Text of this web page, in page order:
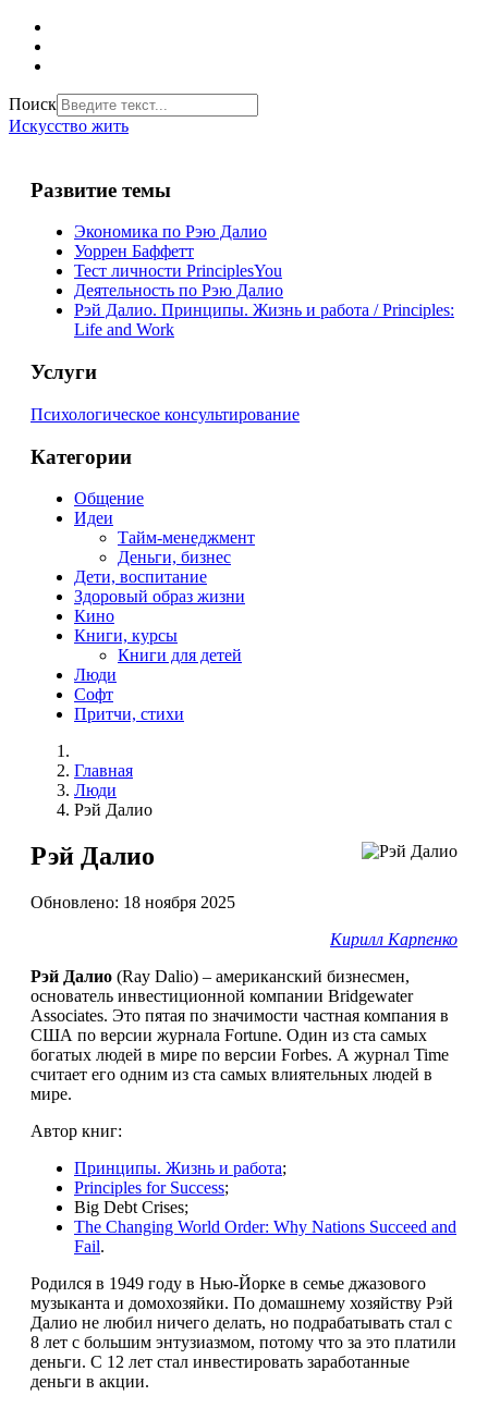
Поиск
Искусство жить
Развитие темы
Экономика по Рэю Далио
Уоррен Баффетт
Тест личности PrinciplesYou
Деятельность по Рэю Далио
Рэй Далио. Принципы. Жизнь и работа / Principles:
Life and Work
Услуги
Психологическое консультирование
Категории
Общение
Идеи
Тайм-менеджмент
Деньги, бизнес
Дети, воспитание
Здоровый образ жизни
Кино
Книги, курсы
Книги для детей
Люди
Софт
Притчи, стихи
Главная
Люди
Рэй Далио
Рэй Далио
Обновлено: 18 ноября 2025
Кирилл Карпенко
Рэй Далио (Ray Dalio) – американский бизнесмен,
основатель инвестиционной компании Bridgewater
Associates. Это пятая по значимости частная компания в
США по версии журнала Fortune. Один из ста самых
богатых людей в мире по версии Forbes. А журнал Time
считает его одним из ста самых влиятельных людей в
мире.
Автор книг:
Принципы. Жизнь и работа;
Principles for Success;
Big Debt Crises;
The Changing World Order: Why Nations Succeed and
Fail.
Родился в 1949 году в Нью-Йорке в семье джазового
музыканта и домохозяйки. По домашнему хозяйству Рэй
Далио не любил ничего делать, но подрабатывать стал с
8 лет с большим энтузиазмом, потому что за это платили
деньги. С 12 лет стал инвестировать заработанные
деньги в акции.